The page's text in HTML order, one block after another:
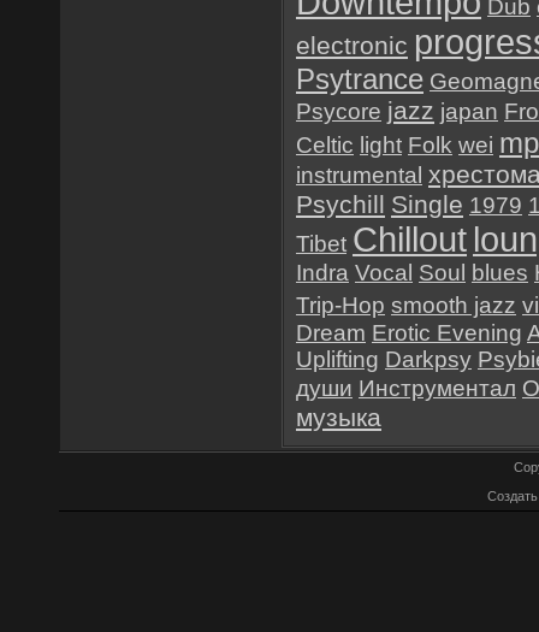
Dub
electronic
Psytrance
Psycore jazz japan
Celtic light Folk wei
instrumental
Psychill Single 1979
Tibet Chillout
Indra Vocal Soul blues
Trip-Hop smooth jazz
Dream Erotic Evening
Uplifting Darkpsy
души Инструментал
музыка